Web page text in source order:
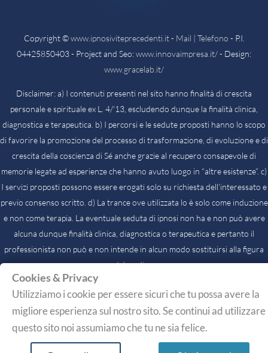
Copyright ©www.ipnosiviteprecedenti.it- Mail | Telefono - P.I.
04425850403 - Project and Seo:www.innovaimpresa.it/- Design:
www.gracelab.it/
Disclaimer: a) I contenuti presenti nel sito hanno finalità di crescita
personale e spirituale ex L. 4/'13, escludendo dunque la finalità clinica,
diagnostica e terapeutica. b) I percorsi e le sedute proposti hanno lo scopo
di favorire la promozione del processo di trasformazione, di evoluzione e di
crescita della coscienza di Sé anche grazie al recupero consapevole di
memorie legate ad esperienze che hanno avuto luogo in “altre esistenze”. c)
I servizi proposti possono essere erogati solo su richiesta dell’interessato e
previo consenso scritto. d) La trance ove utilizzata lo è solo come induzione
e non come terapia. La eventuale seduta di ipnosi non ha e non può avere
alcuna dunque finalità clinica, diagnostica o terapeutica e pertanto il
professionista non può e non intende in alcun modo sostituirsi alla figura
del medico.
Cookies & Privacy
Utilizziamo i cookie per essere sicuri che tu possa avere la
migliore esperienza sul nostro sito. Se continui ad utilizzare
questo sito noi assumiamo che tu ne sia felice.